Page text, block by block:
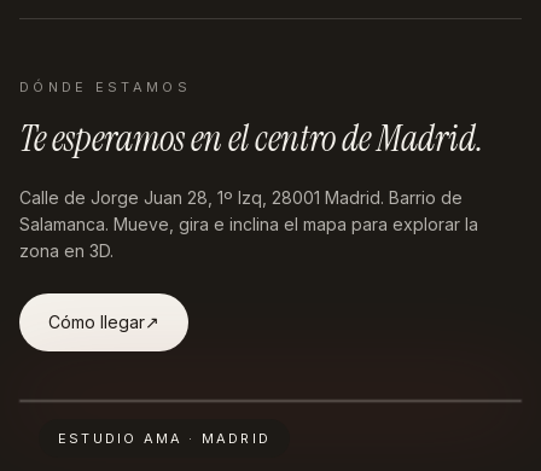
DÓNDE ESTAMOS
Te esperamos enel centro de Madrid.
Calle de Jorge Juan 28, 1º Izq, 28001 Madrid. Barrio de
Salamanca. Mueve, gira e inclina el mapa para explorar la
zona en 3D.
Cómo llegar↗︎
ESTUDIO AMA · MADRID